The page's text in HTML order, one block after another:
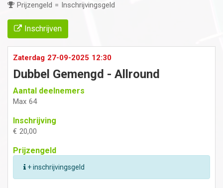
Prijzengeld = Inschrijvingsgeld
Inschrijven
Zaterdag 27-09-2025 12:30
Dubbel Gemengd - Allround
Aantal deelnemers
Max 64
Inschrijving
€ 20,00
Prijzengeld
+ inschrijvingsgeld